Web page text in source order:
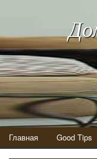
Главная Good Tips